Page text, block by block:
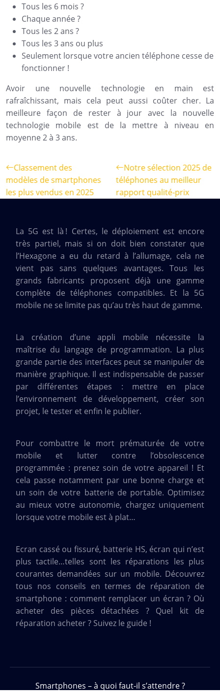
Tous les 6 mois ?
Chaque année ?
Tous les 2 ans ?
Tous les 3 ans ou plus
Seulement lorsque votre ancien téléphone cesse de
fonctionner !
Avoir une nouvelle technologie en main est
rafraîchissant, mais cela peut aussi coûter cher. La
meilleure façon de rester à jour avec la nouvelle
technologie mobile est de la mettre à niveau en
moyenne 2 à 3 ans.
Classement des
modèles de smartphones
les plus vendus en 2025
Notre sélection 2025 de
téléphones au meilleur
rapport qualité-prix
La 5G est là ! Certes, le déploiement est encore
très partiel, mais si on doit bien constater que
l’Hexagone a eu du retard à l’allumage, cela ne
vient pas sans quelques avantages. Tous les
grands fabricants proposent déjà une gamme
complète de téléphones compatibles. Et la 5G
mobile ne se limite pas qu’au très haut de gamme.
La création d’une appli mobile nécessite la
maîtrise du langage de programmation. La plus
grande partie des interfaces peut se manipuler de
manière graphique. Il est indispensable de passer
par différentes étapes : mettre en place
l’environnement de développement, créer son
projet, le tester et enfin le publier.
Pour combattre le mort prématurée de votre
mobile et lutter contre l’obsolescence
programmée : prenez soin de votre appareil ! Et
cela passe notamment par une bonne charge et
un soin de votre batterie de portable. Optimisez
au mieux votre autonomie, chargez uniquement
lorsque votre mobile est à plat…
Ecran cassé ou fissuré, batterie HS, écran qui n’est
plus tactile…telles sont les réparations les plus
courantes demandées sur un mobile. Découvrez
tous nos conseils en termes de réparation de
smartphone : comment remplacer un écran ? Où
acheter des pièces détachées ? Quel kit de
réparation acheter ? Suivez le guide !
Smartphones – à quoi faut-il s’attendre ?